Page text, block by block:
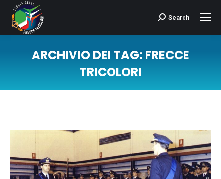
Cerca:Search
ARCHIVIO DEI TAG: FRECCE
TRICOLORI